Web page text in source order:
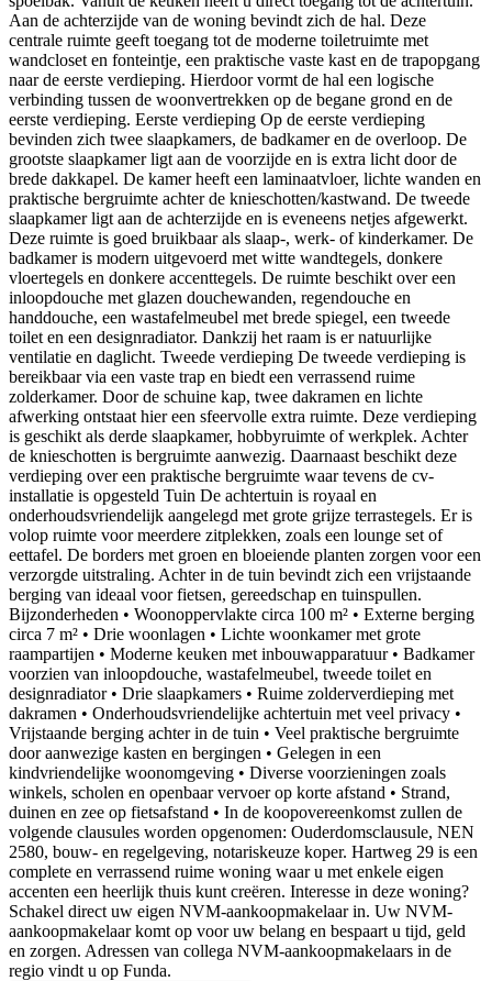
Aan de achterzijde van de woning bevindt zich de hal. Deze
centrale ruimte geeft toegang tot de moderne toiletruimte met
wandcloset en fonteintje, een praktische vaste kast en de trapopgang
naar de eerste verdieping. Hierdoor vormt de hal een logische
verbinding tussen de woonvertrekken op de begane grond en de
eerste verdieping. Eerste verdieping Op de eerste verdieping
bevinden zich twee slaapkamers, de badkamer en de overloop. De
grootste slaapkamer ligt aan de voorzijde en is extra licht door de
brede dakkapel. De kamer heeft een laminaatvloer, lichte wanden en
praktische bergruimte achter de knieschotten/kastwand. De tweede
slaapkamer ligt aan de achterzijde en is eveneens netjes afgewerkt.
Deze ruimte is goed bruikbaar als slaap-, werk- of kinderkamer. De
badkamer is modern uitgevoerd met witte wandtegels, donkere
vloertegels en donkere accenttegels. De ruimte beschikt over een
inloopdouche met glazen douchewanden, regendouche en
handdouche, een wastafelmeubel met brede spiegel, een tweede
toilet en een designradiator. Dankzij het raam is er natuurlijke
ventilatie en daglicht. Tweede verdieping De tweede verdieping is
bereikbaar via een vaste trap en biedt een verrassend ruime
zolderkamer. Door de schuine kap, twee dakramen en lichte
afwerking ontstaat hier een sfeervolle extra ruimte. Deze verdieping
is geschikt als derde slaapkamer, hobbyruimte of werkplek. Achter
de knieschotten is bergruimte aanwezig. Daarnaast beschikt deze
verdieping over een praktische bergruimte waar tevens de cv-
installatie is opgesteld Tuin De achtertuin is royaal en
onderhoudsvriendelijk aangelegd met grote grijze terrastegels. Er is
volop ruimte voor meerdere zitplekken, zoals een lounge set of
eettafel. De borders met groen en bloeiende planten zorgen voor een
verzorgde uitstraling. Achter in de tuin bevindt zich een vrijstaande
berging van ideaal voor fietsen, gereedschap en tuinspullen.
Bijzonderheden • Woonoppervlakte circa 100 m² • Externe berging
circa 7 m² • Drie woonlagen • Lichte woonkamer met grote
raampartijen • Moderne keuken met inbouwapparatuur • Badkamer
voorzien van inloopdouche, wastafelmeubel, tweede toilet en
designradiator • Drie slaapkamers • Ruime zolderverdieping met
dakramen • Onderhoudsvriendelijke achtertuin met veel privacy •
Vrijstaande berging achter in de tuin • Veel praktische bergruimte
door aanwezige kasten en bergingen • Gelegen in een
kindvriendelijke woonomgeving • Diverse voorzieningen zoals
winkels, scholen en openbaar vervoer op korte afstand • Strand,
duinen en zee op fietsafstand • In de koopovereenkomst zullen de
volgende clausules worden opgenomen: Ouderdomsclausule, NEN
2580, bouw- en regelgeving, notariskeuze koper. Hartweg 29 is een
complete en verrassend ruime woning waar u met enkele eigen
accenten een heerlijk thuis kunt creëren. Interesse in deze woning?
Schakel direct uw eigen NVM-aankoopmakelaar in. Uw NVM-
aankoopmakelaar komt op voor uw belang en bespaart u tijd, geld
en zorgen. Adressen van collega NVM-aankoopmakelaars in de
regio vindt u op Funda.